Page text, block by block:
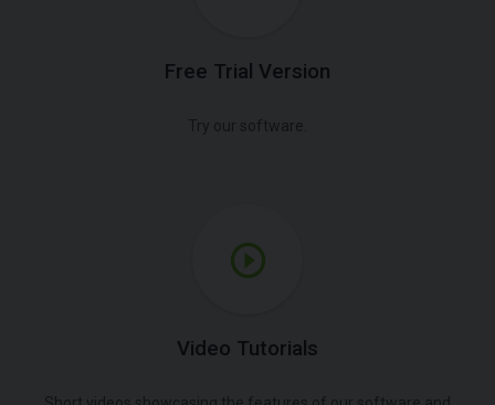
Free Trial Version
Video Tutorials